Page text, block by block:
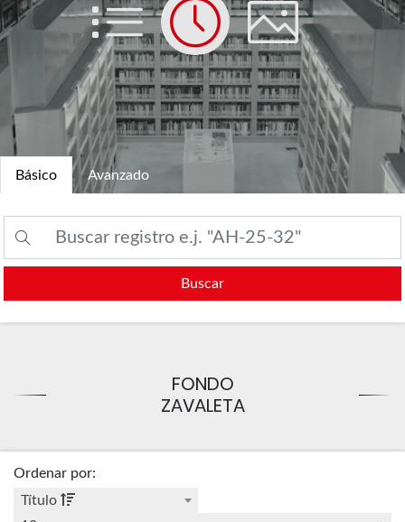
Básico Avanzado
Buscar
FONDO
ZAVALETA
Ordenar por:
Título